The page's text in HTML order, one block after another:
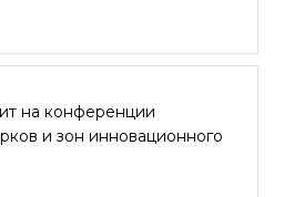
на конференции
и зон инновационного